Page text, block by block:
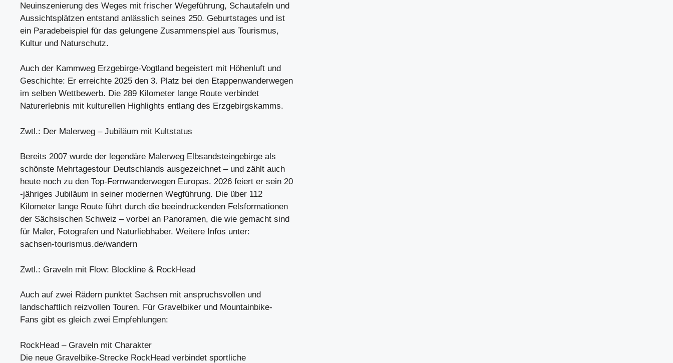
Neuinszenierung des Weges mit frischer Wegeführung, Schautafeln und
Aussichtsplätzen entstand anlässlich seines 250. Geburtstages und ist
ein Paradebeispiel für das gelungene Zusammenspiel aus Tourismus,
Kultur und Naturschutz.
Auch der Kammweg Erzgebirge-Vogtland begeistert mit Höhenluft und
Geschichte: Er erreichte 2025 den 3. Platz bei den Etappenwanderwegen
im selben Wettbewerb. Die 289 Kilometer lange Route verbindet
Naturerlebnis mit kulturellen Highlights entlang des Erzgebirgskamms.
Zwtl.: Der Malerweg – Jubiläum mit Kultstatus
Bereits 2007 wurde der legendäre Malerweg Elbsandsteingebirge als
schönste Mehrtagestour Deutschlands ausgezeichnet – und zählt auch
heute noch zu den Top-Fernwanderwegen Europas. 2026 feiert er sein 20
-jähriges Jubiläum in seiner modernen Wegführung. Die über 112
Kilometer lange Route führt durch die beeindruckenden Felsformationen
der Sächsischen Schweiz – vorbei an Panoramen, die wie gemacht sind
für Maler, Fotografen und Naturliebhaber. Weitere Infos unter:
sachsen-tourismus.de/wandern
Zwtl.: Graveln mit Flow: Blockline & RockHead
Auch auf zwei Rädern punktet Sachsen mit anspruchsvollen und
landschaftlich reizvollen Touren. Für Gravelbiker und Mountainbike-
Fans gibt es gleich zwei Empfehlungen:
RockHead – Graveln mit Charakter
Die neue Gravelbike-Strecke RockHead verbindet sportliche